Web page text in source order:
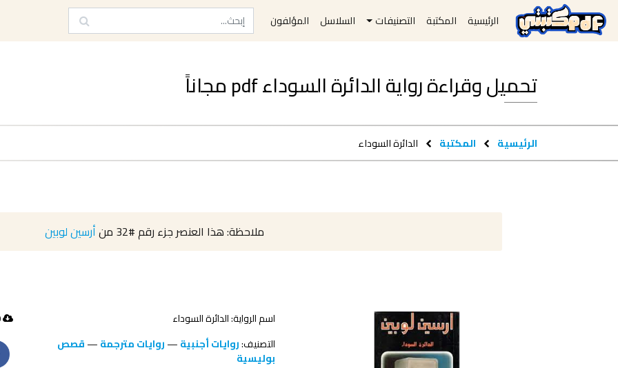
الرئيسية المكتبة التصنيفات السلاسل المؤلفون
تحميل وقراءة رواية الدائرة السوداء pdf مجاناً
الرئيسية المكتبة الدائرة السوداء
ملاحظة: هذا العنصر جزء رقم#32 منأرسين لوبين
اسم الرواية: الدائرة السوداء
التصنيف:روايات أجنبية—روايات مترجمة—قصص
بوليسية